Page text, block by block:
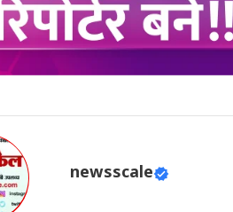
newsscale